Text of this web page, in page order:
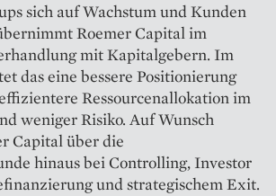
sich auf Wachstum und Kunden
Roemer Capital im
mit Kapitalgebern. Im
das eine bessere Positionierung
Ressourcenallokation im
weniger Risiko. Auf Wunsch
Capital über die
hinaus bei Controlling, Investor
und strategischem Exit.